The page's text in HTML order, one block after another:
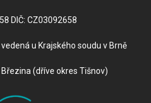
DIČ: CZ03092658
u Krajského soudu v Brně
Březina (dříve okres Tišnov)